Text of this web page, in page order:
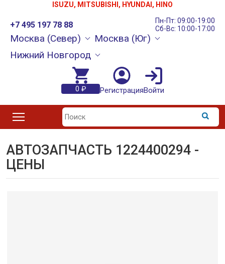
ISUZU, MITSUBISHI, HYUNDAI, HINO
+7 495 197 78 88
Пн-Пт: 09:00-19:00
Сб-Вс: 10:00-17:00
Москва (Север)
Москва (Юг)
Нижний Новгород
0 ₽ РегистрацияВойти
АВТОЗАПЧАСТЬ 1224400294 -
ЦЕНЫ